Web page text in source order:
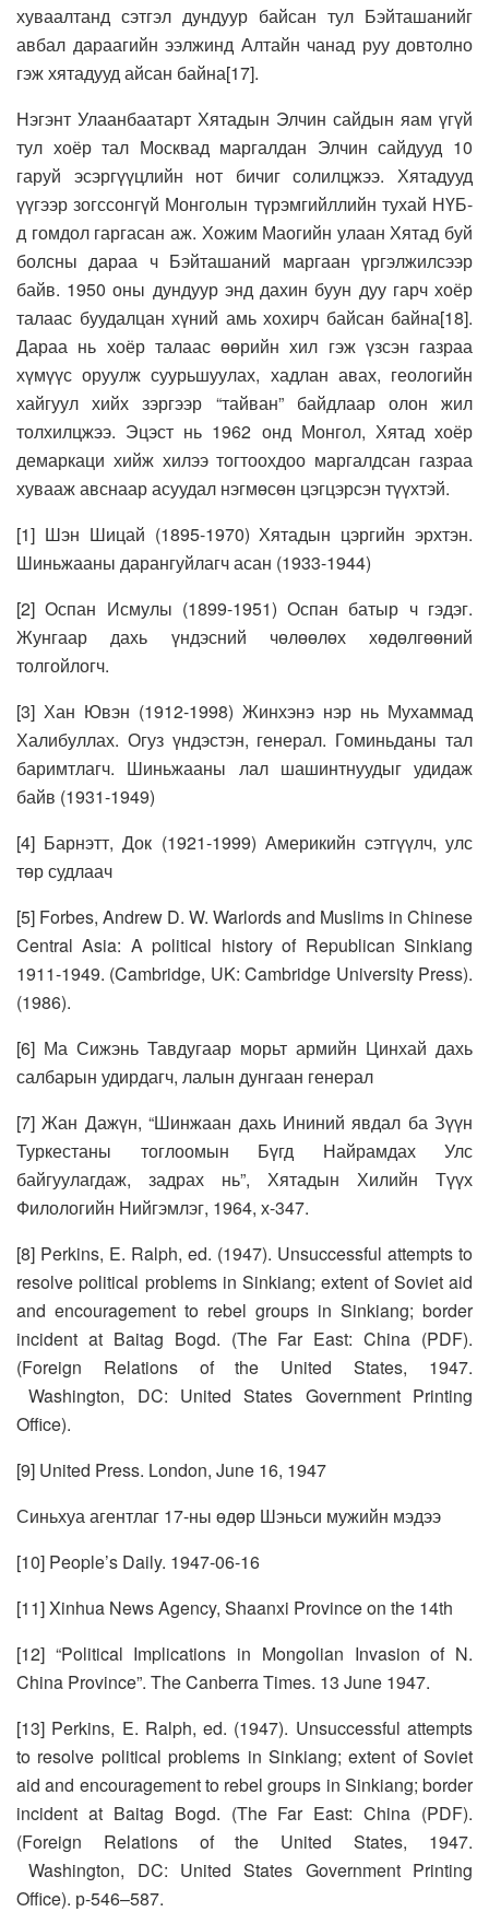
хуваалтанд сэтгэл дундуур байсан тул Бэйташанийг
авбал дараагийн ээлжинд Алтайн чанад руу довтолно
гэж хятадууд айсан байна[17].
Нэгэнт Улаанбаатарт Хятадын Элчин сайдын яам үгүй
тул хоёр тал Москвад маргалдан Элчин сайдууд 10
гаруй эсэргүүцлийн нот бичиг солилцжээ. Хятадууд
үүгээр зогссонгүй Монголын түрэмгийллийн тухай НҮБ-
д гомдол гаргасан аж. Хожим Маогийн улаан Хятад буй
болсны дараа ч Бэйташаний маргаан үргэлжилсээр
байв. 1950 оны дундуур энд дахин буун дуу гарч хоёр
талаас буудалцан хүний амь хохирч байсан байна[18].
Дараа нь хоёр талаас өөрийн хил гэж үзсэн газраа
хүмүүс оруулж суурьшуулах, хадлан авах, геологийн
хайгуул хийх зэргээр “тайван” байдлаар олон жил
толхилцжээ. Эцэст нь 1962 онд Монгол, Хятад хоёр
демаркаци хийж хилээ тогтоохдоо маргалдсан газраа
хувааж авснаар асуудал нэгмөсөн цэгцэрсэн түүхтэй.
[1] Шэн Шицай (1895-1970) Хятадын цэргийн эрхтэн.
Шиньжааны дарангуйлагч асан (1933-1944)
[2] Оспан Исмулы (1899-1951) Оспан батыр ч гэдэг.
Жунгаар дахь үндэсний чөлөөлөх хөдөлгөөний
толгойлогч.
[3] Хан Ювэн (1912-1998) Жинхэнэ нэр нь Мухаммад
Халибуллах. Огуз үндэстэн, генерал. Гоминьданы тал
баримтлагч. Шиньжааны лал шашинтнуудыг удидаж
байв (1931-1949)
[4] Барнэтт, Док (1921-1999) Америкийн сэтгүүлч, улс
төр судлаач
[5] Forbes, Andrew D. W. Warlords and Muslims in Chinese
Central Asia: A political history of Republican Sinkiang
1911-1949. (Cambridge, UK: Cambridge University Press).
(1986).
[6] Ма Сижэнь Тавдугаар морьт армийн Цинхай дахь
салбарын удирдагч, лалын дунгаан генерал
[7] Жан Дажүн, “Шинжаан дахь Ининий явдал ба Зүүн
Туркестаны тоглоомын Бүгд Найрамдах Улс
байгуулагдаж, задрах нь”, Хятадын Хилийн Түүх
Филологийн Нийгэмлэг, 1964, х-347.
[8] Perkins, E. Ralph, ed. (1947). Unsuccessful attempts to
resolve political problems in Sinkiang; extent of Soviet aid
and encouragement to rebel groups in Sinkiang; border
incident at Baitag Bogd. (The Far East: China (PDF).
(Foreign Relations of the United States, 1947.
Washington, DC: United States Government Printing
Office).
[9] United Press. London, June 16, 1947
Синьхуа агентлаг 17-ны өдөр Шэньси мужийн мэдээ
[10] People’s Daily. 1947-06-16
[11] Xinhua News Agency, Shaanxi Province on the 14th
[12] “Political Implications in Mongolian Invasion of N.
China Province”. The Canberra Times. 13 June 1947.
[13] Perkins, E. Ralph, ed. (1947). Unsuccessful attempts
to resolve political problems in Sinkiang; extent of Soviet
aid and encouragement to rebel groups in Sinkiang; border
incident at Baitag Bogd. (The Far East: China (PDF).
(Foreign Relations of the United States, 1947.
Washington, DC: United States Government Printing
Office). р-546–587.